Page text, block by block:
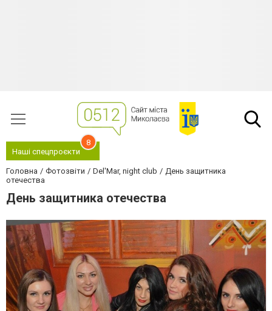
Наші спецпроєкти
8
Головна Фотозвіти Del'Mar, night club
День защитника
отечества
День защитника отечества